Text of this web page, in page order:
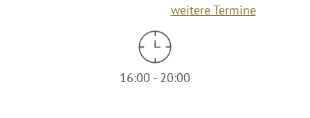
weitere Termine
16:00 - 20:00